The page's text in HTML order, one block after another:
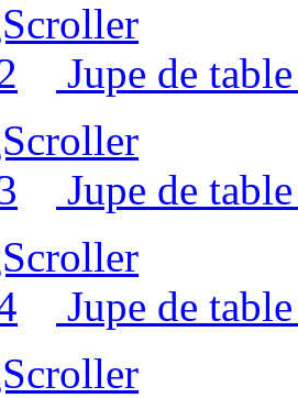
Jupe de
Jupe de
Jupe de